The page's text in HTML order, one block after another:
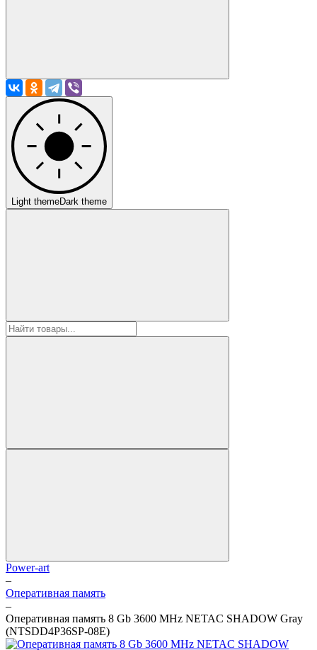
Light themeDark theme
Power-art
–
Оперативная память
–
Оперативная память 8 Gb 3600 MHz NETAC SHADOW Gray
(NTSDD4P36SP-08E)